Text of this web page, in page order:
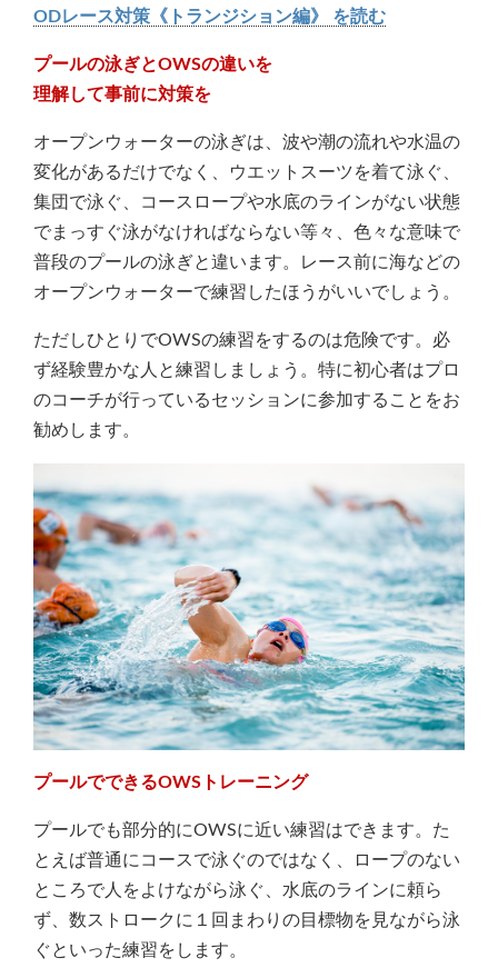
ODレース対策《トランジション編》 を読む
プールの泳ぎとOWSの違いを
理解して事前に対策を
オープンウォーターの泳ぎは、波や潮の流れや水温の
変化があるだけでなく、ウエットスーツを着て泳ぐ、
集団で泳ぐ、コースロープや水底のラインがない状態
でまっすぐ泳がなければならない等々、色々な意味で
普段のプールの泳ぎと違います。レース前に海などの
オープンウォーターで練習したほうがいいでしょう。
ただしひとりでOWSの練習をするのは危険です。必
ず経験豊かな人と練習しましょう。特に初心者はプロ
のコーチが行っているセッションに参加することをお
勧めします。
プールでできるOWSトレーニング
プールでも部分的にOWSに近い練習はできます。た
とえば普通にコースで泳ぐのではなく、ロープのない
ところで人をよけながら泳ぐ、水底のラインに頼ら
ず、数ストロークに１回まわりの目標物を見ながら泳
ぐといった練習をします。